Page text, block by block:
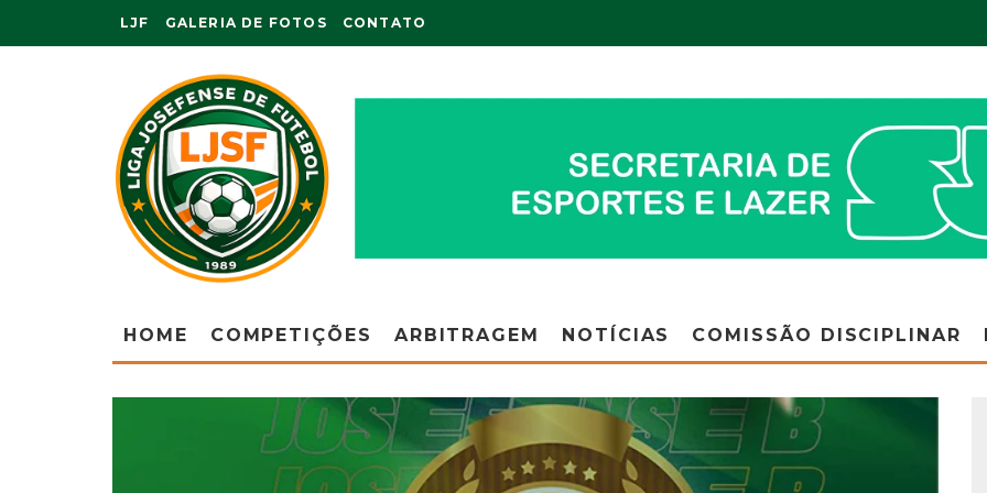
LJF GALERIA DE FOTOS CONTATO
HOME COMPETIÇÕES ARBITRAGEM NOTÍCIAS COMISSÃO DISCIPLINAR